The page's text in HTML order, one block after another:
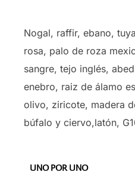
Nogal, raffir, ebano,
rosa, palo de roza
sangre, tejo inglés,
enebro, raiz de álamo
olivo, ziricote, madera
búfalo y ciervo,latón,
UNO POR UNO